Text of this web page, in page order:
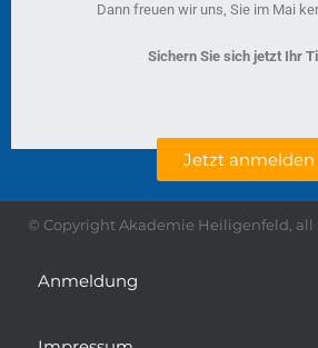
Dann freuen wir uns, Sie im Mai
Sichern Sie sich jetzt Ihr
Jetzt anmelden
© Copyright Akademie Heiligenfeld, all
Anmeldung